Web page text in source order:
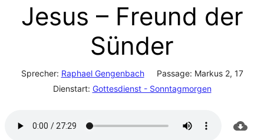
Jesus – Freund der
Sünder
Sprecher: Raphael Gengenbach Passage: Markus 2, 17
Dienstart: Gottesdienst - Sonntagmorgen